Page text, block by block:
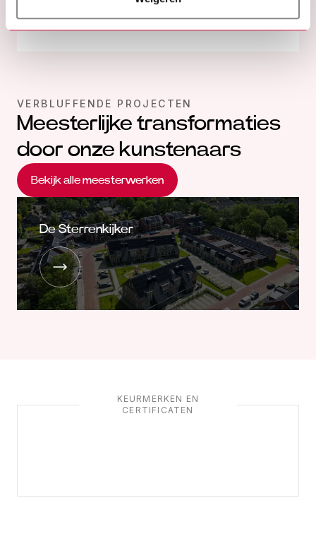
VERBLUFFENDE PROJECTEN
Meesterlijke transformaties
door onze kunstenaars
Bekijk alle meesterwerken
De Sterrenkijker
KEURMERKEN EN
CERTIFICATEN